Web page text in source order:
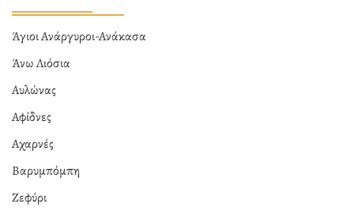
Άγιοι Ανάργυροι-Ανάκασα
Άνω Λιόσια
Αυλώνας
Αφίδνες
Αχαρνές
Βαρυμπόμπη
Ζεφύρι